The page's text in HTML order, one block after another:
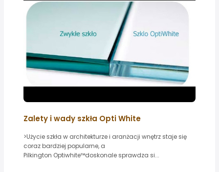
Zalety i wady szkła Opti White
>Użycie szkła w architekturze i aranżacji wnętrz staje się
coraz bardziej popularne, a
Pilkington Optiwhite™doskonale sprawdza si...